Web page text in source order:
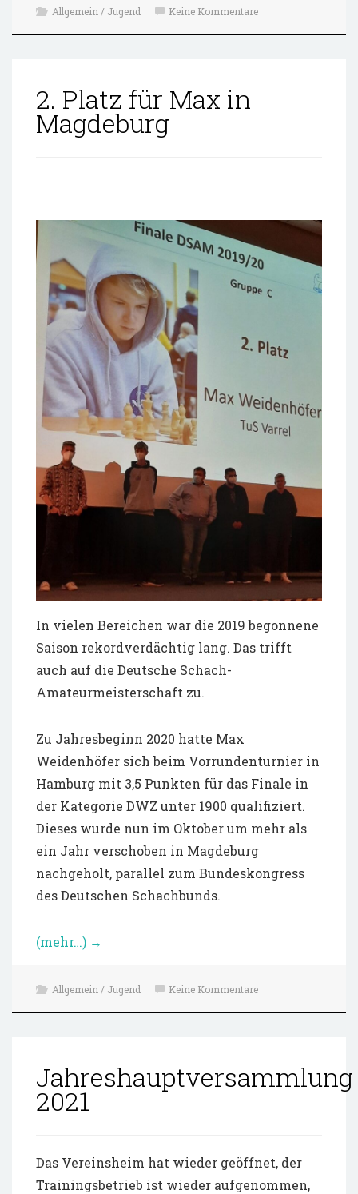
Allgemein / Jugend Keine Kommentare
2. Platz für Max in
Magdeburg
In vielen Bereichen war die 2019 begonnene
Saison rekordverdächtig lang. Das trifft
auch auf die Deutsche Schach-
Amateurmeisterschaft zu.
Zu Jahresbeginn 2020 hatte Max
Weidenhöfer sich beim Vorrundenturnier in
Hamburg mit 3,5 Punkten für das Finale in
der Kategorie DWZ unter 1900 qualifiziert.
Dieses wurde nun im Oktober um mehr als
ein Jahr verschoben in Magdeburg
nachgeholt, parallel zum Bundeskongress
des Deutschen Schachbunds.
(mehr…) →
Allgemein / Jugend Keine Kommentare
Jahreshauptversammlung
2021
Das Vereinsheim hat wieder geöffnet, der
Trainingsbetrieb ist wieder aufgenommen,